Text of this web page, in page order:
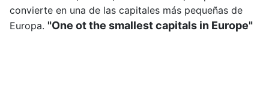
convierte en una de las capitales más pequeñas de
Europa. "One ot the smallest capitals in Europe"